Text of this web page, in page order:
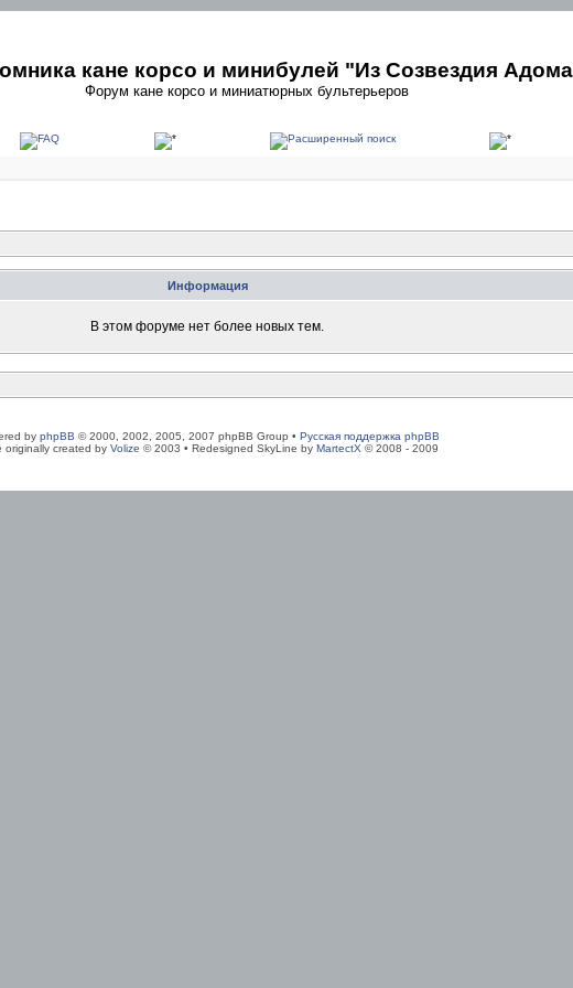
кане корсо и минибулей "Из Созвездия
Форум кане корсо и миниатюрных бультерьеров
Информация
В этом форуме нет более новых тем.
by phpBB © 2000, 2002, 2005, 2007 phpBB Group • Русская поддержка phpBB
originally created by Volize © 2003 • Redesigned SkyLine by MartectX © 2008 - 2009